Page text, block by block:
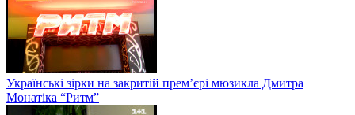
Українські зірки на закритій прем’єрі мюзикла Дмитра
Монатіка “Ритм”